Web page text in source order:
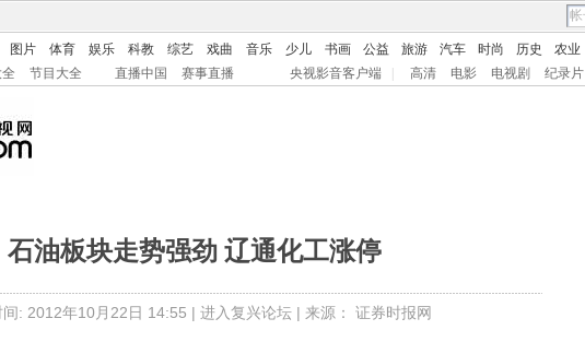
图片 体育 娱乐 科教 综艺 戏曲 音乐 少儿 书画 公益 旅游 汽车 时尚 历史 农业
节目大全 直播中国 赛事直播 央视影音客户端 高清 电影 电视剧 纪录片
石油板块走势强劲 辽通化工涨停
间: 2012年10月22日 14:55 | 进入复兴论坛| 来源： 证券时报网